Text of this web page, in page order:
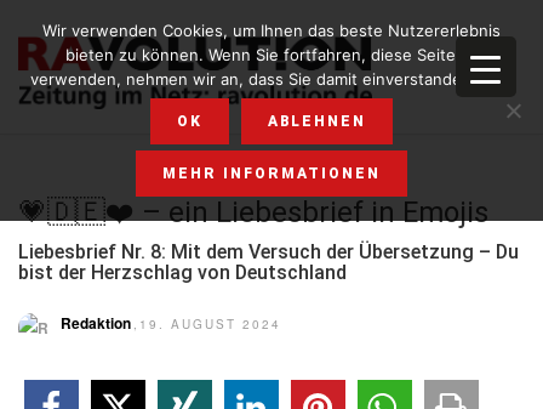
💗🇩🇪❤️ – ein Liebesbrief in Emojis
Liebesbrief Nr. 8: Mit dem Versuch der Übersetzung – Du
bist der Herzschlag von Deutschland
Redaktion ,19. AUGUST 2024
Wir verwenden Cookies, um Ihnen das beste Nutzererlebnis
bieten zu können. Wenn Sie fortfahren, diese Seite zu
verwenden, nehmen wir an, dass Sie damit einverstanden sind.
OK ABLEHNEN
MEHR INFORMATIONEN